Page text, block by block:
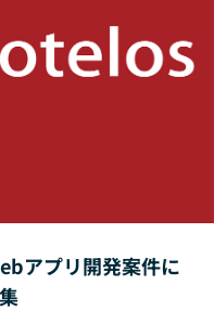
アプリ開発案件に